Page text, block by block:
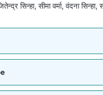
सिन्हा, सीमा वर्मा, वंदना